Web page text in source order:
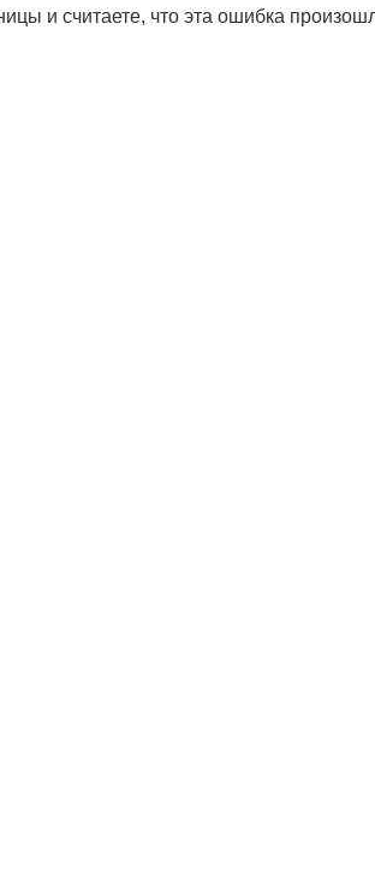
и считаете, что эта ошибка